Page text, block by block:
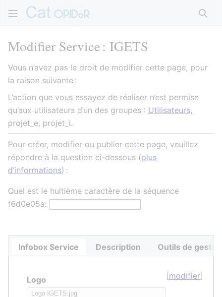
Modifier Service : IGETS
Vous n’avez pas le droit de modifier cette page, pour
la raison suivante :
L’action que vous essayez de réaliser n’est permise
qu’aux utilisateurs d’un des groupes : Utilisateurs,
projet_e, projet_i.
Pour créer, modifier ou publier cette page, veuillez
répondre à la question ci-dessous (plus
d’informations) :
Quel est le huitième caractère de la séquence
f6d0e05a:
Infobox Service Description Outils de
[modifier]
Logo